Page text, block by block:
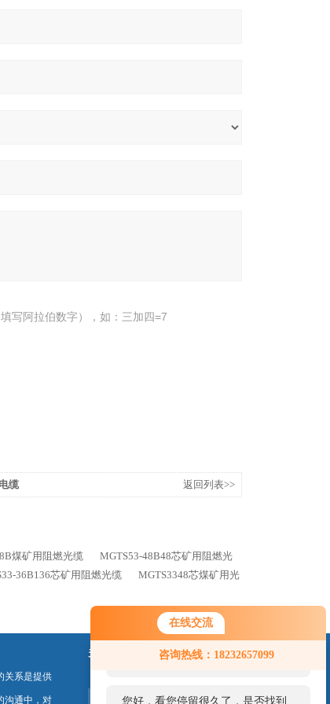
在线交流
咨询热线：18232657099
您好！欢迎前来咨询，很高兴为您
服务，请问您要咨询什么问题呢？
您好，看您停留很久了，是否找到
写阿拉伯数字），如：三加四=7
缆 返回列表>>
煤矿用阻燃光缆
MGTS53-48B48芯矿用阻燃光
36B136芯矿用阻燃光缆
MGTS3348芯煤矿用光
关系是提供
沟通中，对
关注我们